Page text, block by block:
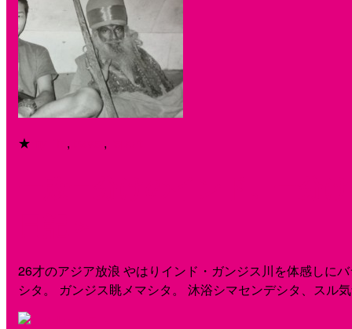
★ , ,
26才のアジア放浪 やはりインド・ガンジス川を体感しに
シタ。 ガンジス眺メマシタ。 沐浴シマセンデシタ、スル